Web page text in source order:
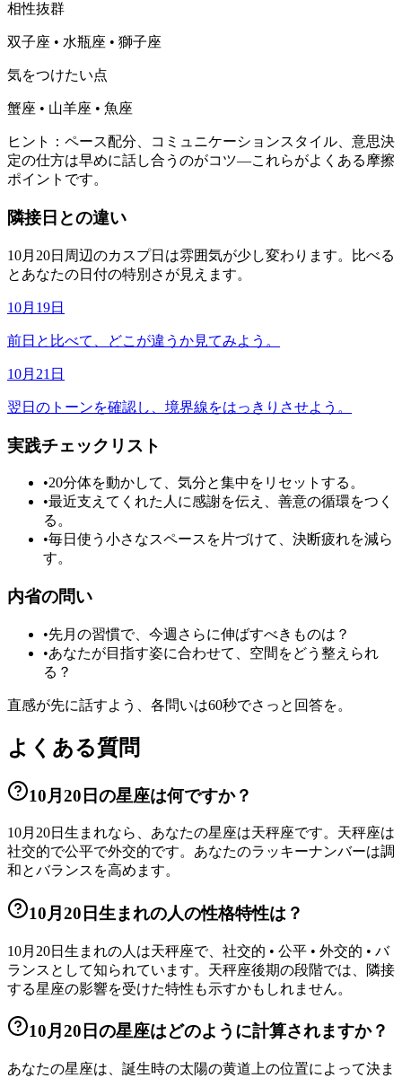
相性抜群
双子座 • 水瓶座 • 獅子座
気をつけたい点
蟹座 • 山羊座 • 魚座
ヒント：ペース配分、コミュニケーションスタイル、意思決
定の仕方は早めに話し合うのがコツ—これらがよくある摩擦
ポイントです。
隣接日との違い
10月20日周辺のカスプ日は雰囲気が少し変わります。比べる
とあなたの日付の特別さが見えます。
10月19日
前日と比べて、どこが違うか見てみよう。
10月21日
翌日のトーンを確認し、境界線をはっきりさせよう。
実践チェックリスト
•20分体を動かして、気分と集中をリセットする。
•最近支えてくれた人に感謝を伝え、善意の循環をつく
る。
•毎日使う小さなスペースを片づけて、決断疲れを減ら
す。
内省の問い
•先月の習慣で、今週さらに伸ばすべきものは？
•あなたが目指す姿に合わせて、空間をどう整えられ
る？
直感が先に話すよう、各問いは60秒でさっと回答を。
よくある質問
10月20日の星座は何ですか？
10月20日生まれなら、あなたの星座は天秤座です。天秤座は
社交的で公平で外交的です。あなたのラッキーナンバーは調
和とバランスを高めます。
10月20日生まれの人の性格特性は？
10月20日生まれの人は天秤座で、社交的 • 公平 • 外交的 • バ
ランスとして知られています。天秤座後期の段階では、隣接
する星座の影響を受けた特性も示すかもしれません。
10月20日の星座はどのように計算されますか？
あなたの星座は、誕生時の太陽の黄道上の位置によって決ま